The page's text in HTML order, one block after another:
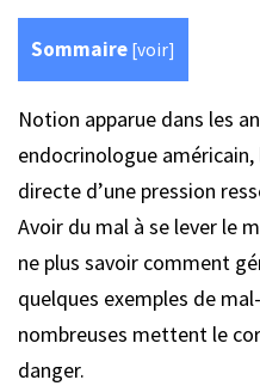
Sommaire [voir]
Notion apparue dans les
endocrinologue
directe d’une pression
Avoir du mal à se lever le
ne plus savoir comment
quelques exemples de
nombreuses mettent le
danger.